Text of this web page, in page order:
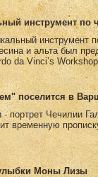
инструмент по
инструмент
и альта был
da Vinci’s
поселится в
портрет Чечилии
временную
Моны Лизы